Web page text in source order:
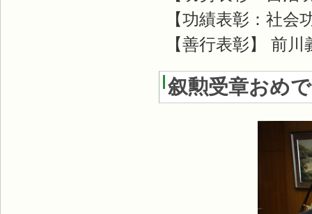
【功績表彰：社会
【善行表彰】 前
叙勲受章おめ